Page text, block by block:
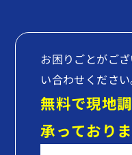
お困りごとがご
い合わせください
無料で現地
承っておりま